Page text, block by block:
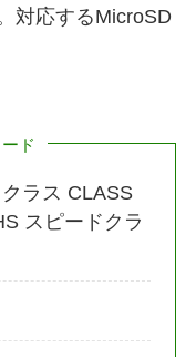
対応するMicroSD
ド
ラス CLASS
スピードクラ